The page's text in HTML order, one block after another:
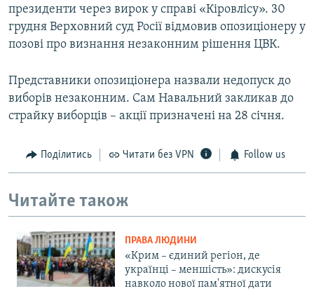
президенти через вирок у справі «Кіровлісу». 30
грудня Верховний суд Росії відмовив опозиціонеру у
позові про визнання незаконним рішення ЦВК.
Представники опозиціонера назвали недопуск до
виборів незаконним. Сам Навальний закликав до
страйку виборців – акції призначені на 28 січня.
Поділитись Читати без VPN Follow us
Читайте також
ПРАВА ЛЮДИНИ
«Крим – єдиний регіон, де
українці – меншість»: дискусія
навколо нової пам'ятної дати